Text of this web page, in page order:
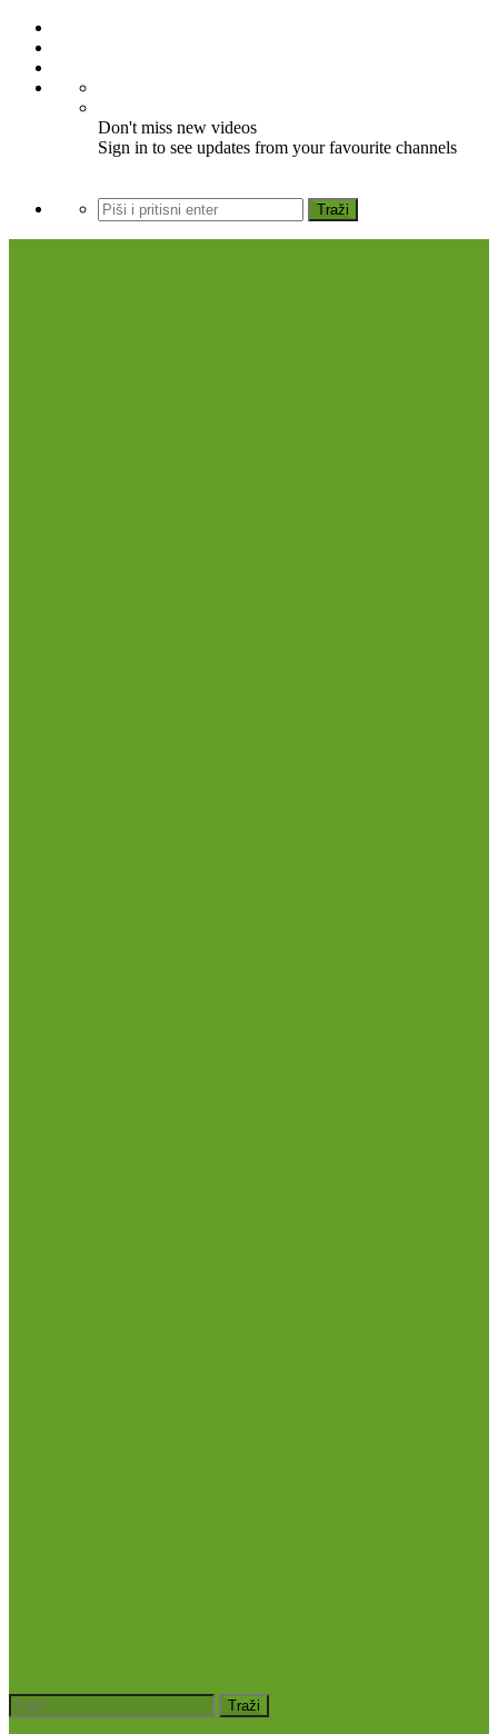
Don't miss new videos
Sign in to see updates from your favourite channels